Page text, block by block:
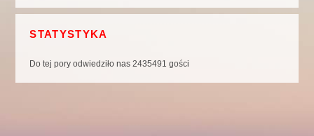
STATYSTYKA
Do tej pory odwiedziło nas 2435491 gości